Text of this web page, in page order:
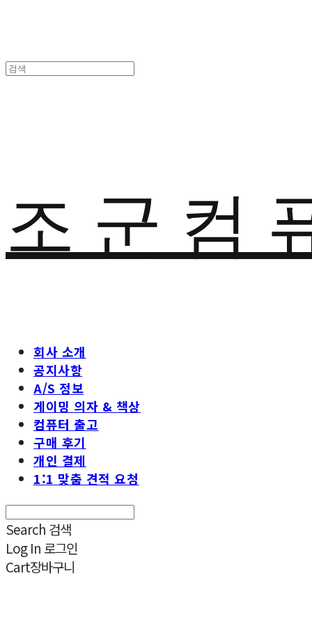
조 군 컴
회사 소개
공지사항
A/S 정보
게이밍 의자 & 책상
컴퓨터 출고
구매 후기
개인 결제
1:1 맞춤 견적 요청
Search 검색
Log In 로그인
Cart장바구니